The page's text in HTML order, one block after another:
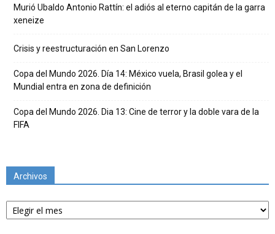
Murió Ubaldo Antonio Rattín: el adiós al eterno capitán de la garra
xeneize
Crisis y reestructuración en San Lorenzo
Copa del Mundo 2026. Día 14: México vuela, Brasil golea y el
Mundial entra en zona de definición
Copa del Mundo 2026. Dia 13: Cine de terror y la doble vara de la
FIFA
Archivos
Archivos